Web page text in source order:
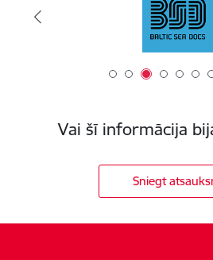
Vai šī informācija
Sniegt